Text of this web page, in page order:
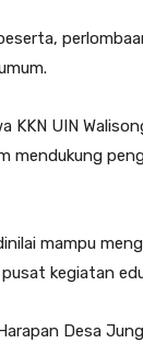
KKN UIN
mendukung
mampu
kegiatan
Desa